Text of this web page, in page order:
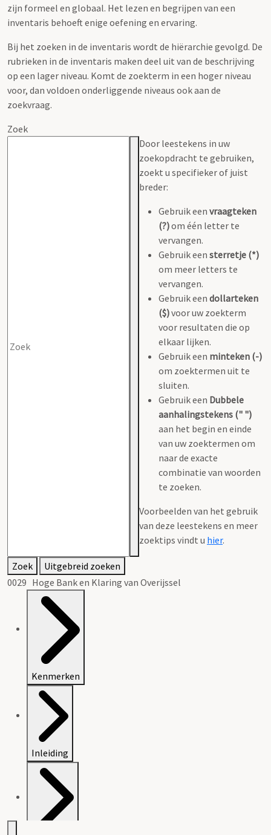
zijn formeel en globaal. Het lezen en begrijpen van een
inventaris behoeft enige oefening en ervaring.
Bij het zoeken in de inventaris wordt de hiërarchie gevolgd. De
rubrieken in de inventaris maken deel uit van de beschrijving
op een lager niveau. Komt de zoekterm in een hoger niveau
voor, dan voldoen onderliggende niveaus ook aan de
zoekvraag.
Zoek
Door leestekens in uw
zoekopdracht te gebruiken,
zoekt u specifieker of juist
breder:
Gebruik een vraagteken
(?)om één letter te
vervangen.
Gebruik een sterretje (*)
om meer letters te
vervangen.
Gebruik een dollarteken
($)voor uw zoekterm
voor resultaten die op
elkaar lijken.
Gebruik een minteken (-)
om zoektermen uit te
sluiten.
Gebruik een Dubbele
aanhalingstekens (" ")
aan het begin en einde
van uw zoektermen om
naar de exacte
combinatie van woorden
te zoeken.
Voorbeelden van het gebruik
van deze leestekens en meer
zoektips vindt u hier.
Zoek
Uitgebreid zoeken
0029 Hoge Bank en Klaring van Overijssel
Kenmerken
Inleiding